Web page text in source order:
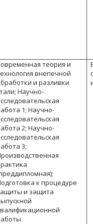
теория и
внепечной
и разливки
Научно-
1; Научно-
2; Научно-
3;
к процедуре
и защита